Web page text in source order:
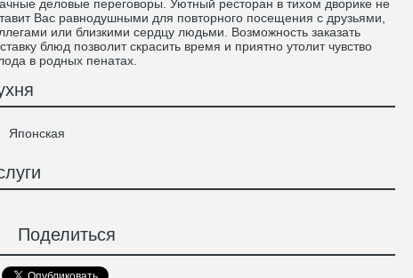
деловые переговоры. Уютный ресторан в тихом дворике не
Вас равнодушными для повторного посещения с друзьями,
или близкими сердцу людьми. Возможность заказать
блюд позволит скрасить время и приятно утолит чувство
в родных пенатах.
Японская
Поделиться